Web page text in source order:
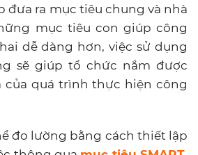
đưa ra mục tiêu chung và nhà
mục tiêu con giúp công
dễ dàng hơn, việc sử dụng
sẽ giúp tổ chức nắm được
của quá trình thực hiện công
đo lường bằng cách thiết lập